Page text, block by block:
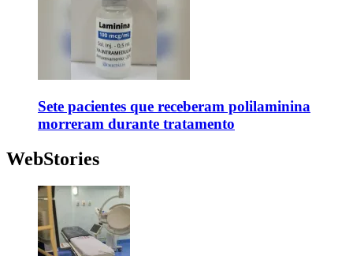
Sete pacientes que receberam polilaminina
morreram durante tratamento
WebStories